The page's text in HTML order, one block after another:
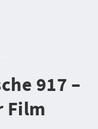
917 –
Film